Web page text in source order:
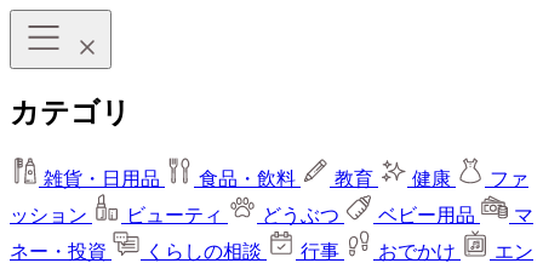
カテゴリ
雑貨・日用品 食品・飲料 教育 健康
ファ
ッション
ビューティ どうぶつ ベビー用品
マ
ネー・投資
くらしの相談 行事 おでかけ
エン